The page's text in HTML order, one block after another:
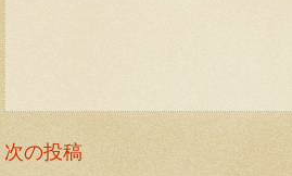
次の投稿